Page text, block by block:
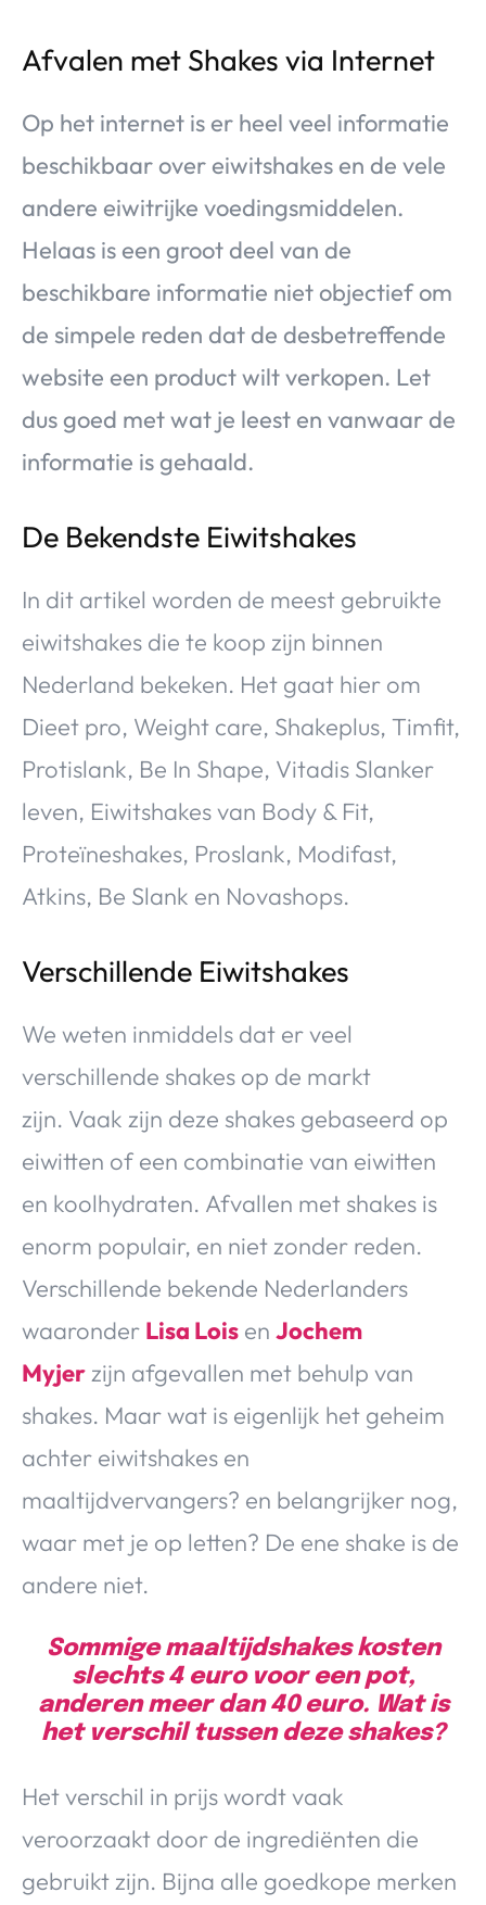
Afvalen met Shakes via Internet
Op het internet is er heel veel informatie
beschikbaar over eiwitshakes en de vele
andere eiwitrijke voedingsmiddelen.
Helaas is een groot deel van de
beschikbare informatie niet objectief om
de simpele reden dat de desbetreffende
website een product wilt verkopen. Let
dus goed met wat je leest en vanwaar de
informatie is gehaald.
De Bekendste Eiwitshakes
In dit artikel worden de meest gebruikte
eiwitshakes die te koop zijn binnen
Nederland bekeken. Het gaat hier om
Dieet pro, Weight care, Shakeplus, Timfit,
Protislank, Be In Shape, Vitadis Slanker
leven, Eiwitshakes van Body & Fit,
Proteïneshakes, Proslank, Modifast,
Atkins, Be Slank en Novashops.
Verschillende Eiwitshakes
We weten inmiddels dat er veel
verschillende shakes op de markt
zijn. Vaak zijn deze shakes gebaseerd op
eiwitten of een combinatie van eiwitten
en koolhydraten. Afvallen met shakes is
enorm populair, en niet zonder reden.
Verschillende bekende Nederlanders
waaronder Lisa Lois en Jochem
Myjerzijn afgevallen met behulp van
shakes. Maar wat is eigenlijk het geheim
achter eiwitshakes en
maaltijdvervangers? en belangrijker nog,
waar met je op letten? De ene shake is de
andere niet.
Sommige maaltijdshakes kosten
slechts 4 euro voor een pot,
anderen meer dan 40 euro. Wat is
het verschil tussen deze shakes?
Het verschil in prijs wordt vaak
veroorzaakt door de ingrediënten die
gebruikt zijn. Bijna alle goedkope merken